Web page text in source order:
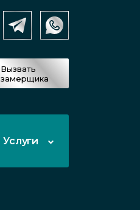
Вызвать
замерщика
Услуги